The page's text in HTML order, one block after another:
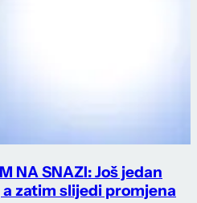
NA SNAZI: Još jedan
zatim slijedi promjena